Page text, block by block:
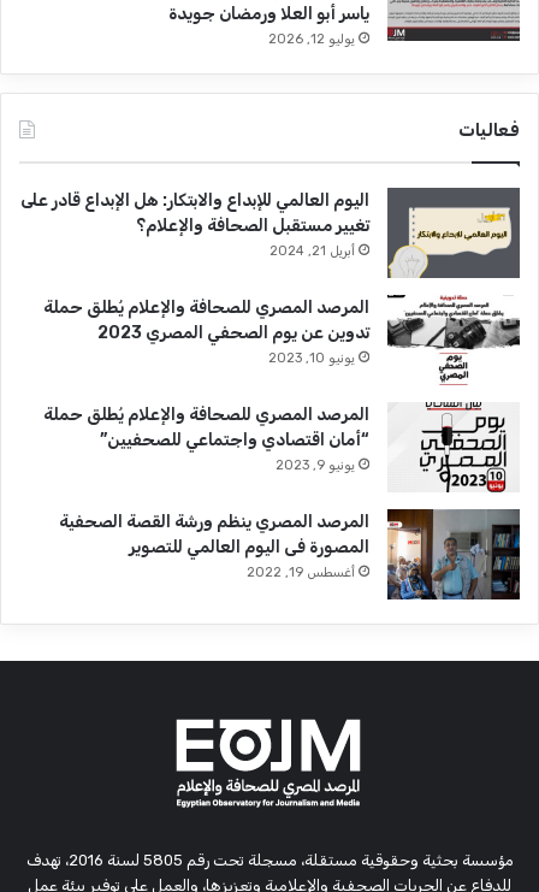
ياسر أبو العلا ورمضان جويدة
يوليو 12, 2026
فعاليات
اليوم العالمي للإبداع والابتكار: هل الإبداع قادر على
تغيير مستقبل الصحافة والإعلام؟
أبريل 21, 2024
المرصد المصري للصحافة والإعلام يُطلق حملة
تدوين عن يوم الصحفي المصري 2023
يونيو 10, 2023
المرصد المصري للصحافة والإعلام يُطلق حملة
“أمان اقتصادي واجتماعي للصحفيين”
يونيو 9, 2023
المرصد المصري ينظم ورشة القصة الصحفية
المصورة فى اليوم العالمي للتصوير
أغسطس 19, 2022
مؤسسة بحثية وحقوقية مستقلة، مسجلة تحت رقم 5805 لسنة 2016، تهدف
للدفاع عن الحريات الصحفية والإعلامية وتعزيزها، والعمل على توفير بيئة عمل